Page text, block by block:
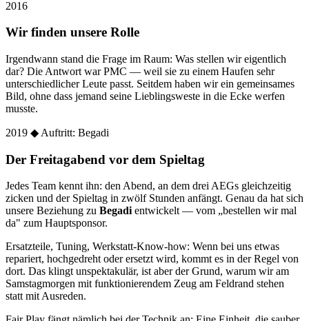
2016
Wir finden unsere Rolle
Irgendwann stand die Frage im Raum: Was stellen wir eigentlich
dar? Die Antwort war PMC — weil sie zu einem Haufen sehr
unterschiedlicher Leute passt. Seitdem haben wir ein gemeinsames
Bild, ohne dass jemand seine Lieblingsweste in die Ecke werfen
musste.
2019 ◆ Auftritt: Begadi
Der Freitagabend vor dem Spieltag
Jedes Team kennt ihn: den Abend, an dem drei AEGs gleichzeitig
zicken und der Spieltag in zwölf Stunden anfängt. Genau da hat sich
unsere Beziehung zu Begadientwickelt — vom „bestellen wir mal
da" zum Hauptsponsor.
Ersatzteile, Tuning, Werkstatt-Know-how: Wenn bei uns etwas
repariert, hochgedreht oder ersetzt wird, kommt es in der Regel von
dort. Das klingt unspektakulär, ist aber der Grund, warum wir am
Samstagmorgen mit funktionierendem Zeug am Feldrand stehen
statt mit Ausreden.